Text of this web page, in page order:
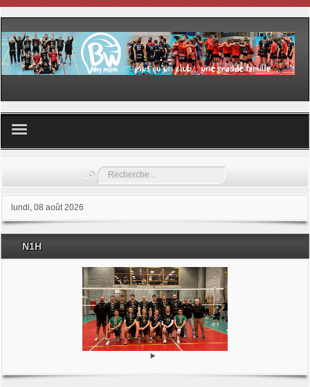
Les samedis du sport
Les stages
Documents
Rechercher
lundi, 08 août 2026
N1H